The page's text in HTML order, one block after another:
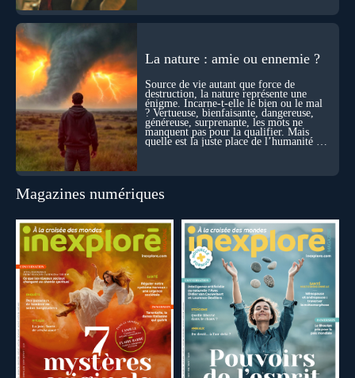
La nature : amie ou ennemie ?
Source de vie autant que force de
destruction, la nature représente une
énigme. Incarne-t-elle le bien ou le mal
? Vertueuse, bienfaisante, dangereuse,
généreuse, surprenante, les mots ne
manquent pas pour la qualifier. Mais
quelle est la juste place de l’humanité au
Magazines numériques